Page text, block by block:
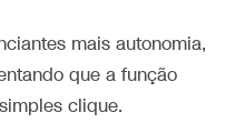
mais autonomia,
que a função
clique.